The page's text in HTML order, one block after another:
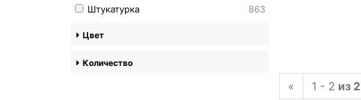
Штукатурка
863
Цвет
Количество
« 1 - 2 из 2